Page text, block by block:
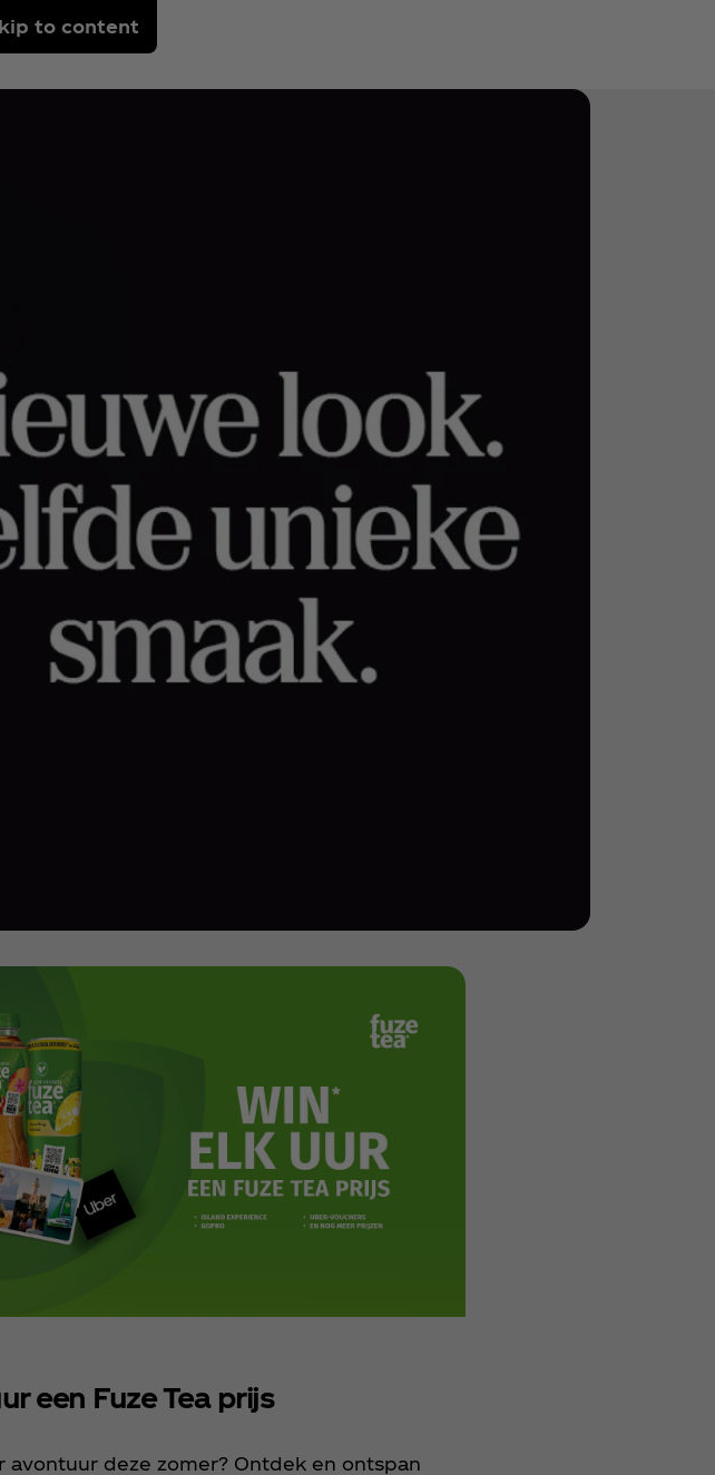
to content
een Fuze Tea prijs
avontuur deze zomer? Ontdek en ontspan